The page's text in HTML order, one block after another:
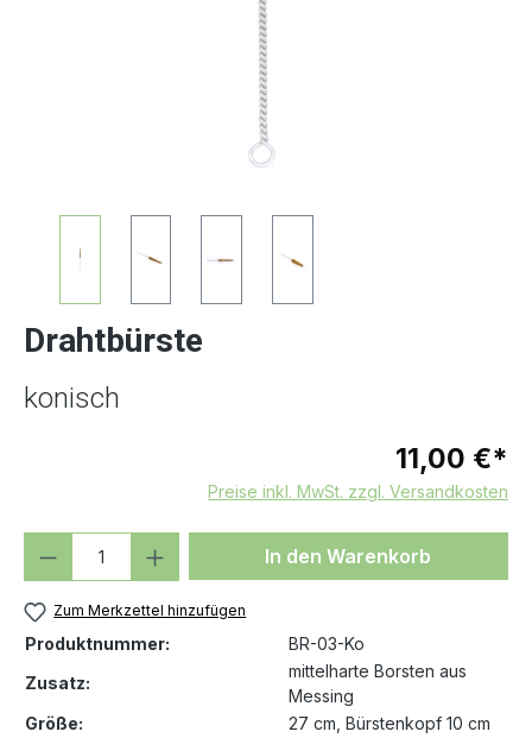
Drahtbürste
konisch
11,00 €*
Preise inkl. MwSt. zzgl. Versandkosten
Produkt Anzahl: Gib denIn den Warenkorb
Zum Merkzettel hinzufügen
Produktnummer:
BR-03-Ko
Zusatz:
mittelharte Borsten aus
Messing
Größe:
27 cm, Bürstenkopf 10 cm